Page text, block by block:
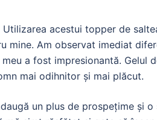
Utilizarea acestui topper de
mine. Am observat imediat
a fost impresionantă. Gelul
mai odihnitor și mai plăcut.
un plus de prospețime și